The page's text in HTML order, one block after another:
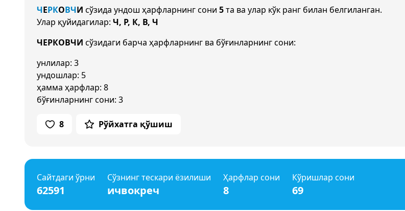
ЧЕРКОВЧИ сўзида ундош ҳарфларнинг сони 5та ва улар кўк ранг билан белгиланган.
Улар қуйидагилар: Ч, Р, К, В, Ч
ЧЕРКОВЧИ сўзидаги барча ҳарфларнинг ва бўғинларнинг сони:
унлилар: 3
ундошлар: 5
ҳамма ҳарфлар: 8
бўғинларнинг сони: 3
8 Рўйхатга қўшиш
Сайтдаги ўрни
62591
Сўзнинг тескари ёзилиши
ичвокреч
Ҳарфлар сони
8
Кўришлар сони
69